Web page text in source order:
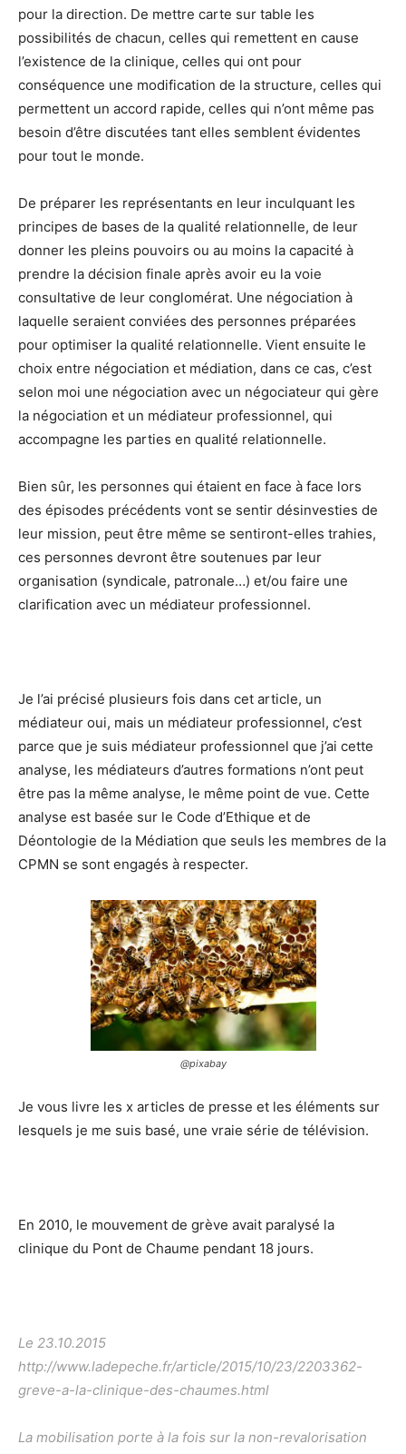
pour la direction. De mettre carte sur table les
possibilités de chacun, celles qui remettent en cause
l’existence de la clinique, celles qui ont pour
conséquence une modification de la structure, celles qui
permettent un accord rapide, celles qui n’ont même pas
besoin d’être discutées tant elles semblent évidentes
pour tout le monde.
De préparer les représentants en leur inculquant les
principes de bases de la qualité relationnelle, de leur
donner les pleins pouvoirs ou au moins la capacité à
prendre la décision finale après avoir eu la voie
consultative de leur conglomérat. Une négociation à
laquelle seraient conviées des personnes préparées
pour optimiser la qualité relationnelle. Vient ensuite le
choix entre négociation et médiation, dans ce cas, c’est
selon moi une négociation avec un négociateur qui gère
la négociation et un médiateur professionnel, qui
accompagne les parties en qualité relationnelle.
Bien sûr, les personnes qui étaient en face à face lors
des épisodes précédents vont se sentir désinvesties de
leur mission, peut être même se sentiront-elles trahies,
ces personnes devront être soutenues par leur
organisation (syndicale, patronale…) et/ou faire une
clarification avec un médiateur professionnel.
Je l’ai précisé plusieurs fois dans cet article, un
médiateur oui, mais un médiateur professionnel, c’est
parce que je suis médiateur professionnel que j’ai cette
analyse, les médiateurs d’autres formations n’ont peut
être pas la même analyse, le même point de vue. Cette
analyse est basée sur le Code d’Ethique et de
Déontologie de la Médiation que seuls les membres de la
CPMN se sont engagés à respecter.
@pixabay
Je vous livre les x articles de presse et les éléments sur
lesquels je me suis basé, une vraie série de télévision.
En 2010, le mouvement de grève avait paralysé la
clinique du Pont de Chaume pendant 18 jours.
Le 23.10.2015
http://www.ladepeche.fr/article/2015/10/23/2203362-
greve-a-la-clinique-des-chaumes.html
La mobilisation porte à la fois sur la non-revalorisation